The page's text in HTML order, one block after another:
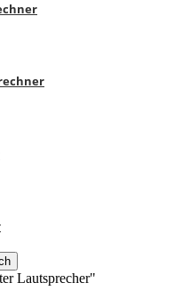
Lautsprecher"